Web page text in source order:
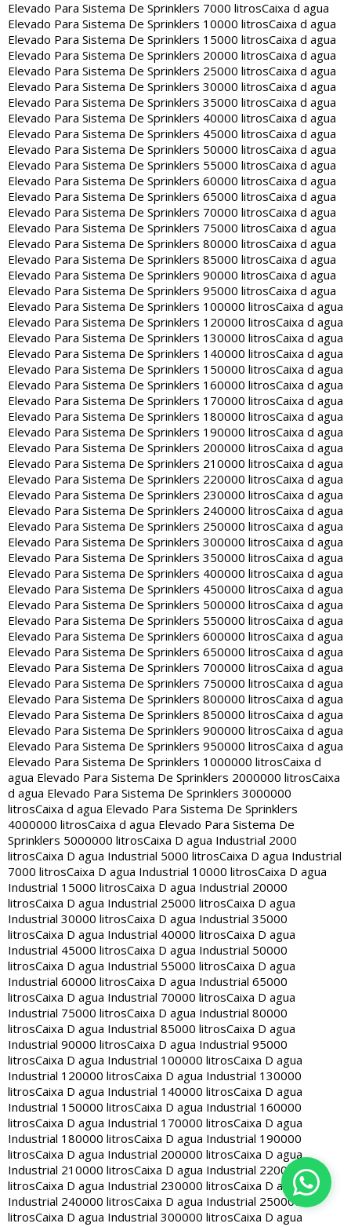
Elevado Para Sistema De Sprinklers 7000 litrosCaixa d agua
Elevado Para Sistema De Sprinklers 10000 litrosCaixa d agua
Elevado Para Sistema De Sprinklers 15000 litrosCaixa d agua
Elevado Para Sistema De Sprinklers 20000 litrosCaixa d agua
Elevado Para Sistema De Sprinklers 25000 litrosCaixa d agua
Elevado Para Sistema De Sprinklers 30000 litrosCaixa d agua
Elevado Para Sistema De Sprinklers 35000 litrosCaixa d agua
Elevado Para Sistema De Sprinklers 40000 litrosCaixa d agua
Elevado Para Sistema De Sprinklers 45000 litrosCaixa d agua
Elevado Para Sistema De Sprinklers 50000 litrosCaixa d agua
Elevado Para Sistema De Sprinklers 55000 litrosCaixa d agua
Elevado Para Sistema De Sprinklers 60000 litrosCaixa d agua
Elevado Para Sistema De Sprinklers 65000 litrosCaixa d agua
Elevado Para Sistema De Sprinklers 70000 litrosCaixa d agua
Elevado Para Sistema De Sprinklers 75000 litrosCaixa d agua
Elevado Para Sistema De Sprinklers 80000 litrosCaixa d agua
Elevado Para Sistema De Sprinklers 85000 litrosCaixa d agua
Elevado Para Sistema De Sprinklers 90000 litrosCaixa d agua
Elevado Para Sistema De Sprinklers 95000 litrosCaixa d agua
Elevado Para Sistema De Sprinklers 100000 litrosCaixa d agua
Elevado Para Sistema De Sprinklers 120000 litrosCaixa d agua
Elevado Para Sistema De Sprinklers 130000 litrosCaixa d agua
Elevado Para Sistema De Sprinklers 140000 litrosCaixa d agua
Elevado Para Sistema De Sprinklers 150000 litrosCaixa d agua
Elevado Para Sistema De Sprinklers 160000 litrosCaixa d agua
Elevado Para Sistema De Sprinklers 170000 litrosCaixa d agua
Elevado Para Sistema De Sprinklers 180000 litrosCaixa d agua
Elevado Para Sistema De Sprinklers 190000 litrosCaixa d agua
Elevado Para Sistema De Sprinklers 200000 litrosCaixa d agua
Elevado Para Sistema De Sprinklers 210000 litrosCaixa d agua
Elevado Para Sistema De Sprinklers 220000 litrosCaixa d agua
Elevado Para Sistema De Sprinklers 230000 litrosCaixa d agua
Elevado Para Sistema De Sprinklers 240000 litrosCaixa d agua
Elevado Para Sistema De Sprinklers 250000 litrosCaixa d agua
Elevado Para Sistema De Sprinklers 300000 litrosCaixa d agua
Elevado Para Sistema De Sprinklers 350000 litrosCaixa d agua
Elevado Para Sistema De Sprinklers 400000 litrosCaixa d agua
Elevado Para Sistema De Sprinklers 450000 litrosCaixa d agua
Elevado Para Sistema De Sprinklers 500000 litrosCaixa d agua
Elevado Para Sistema De Sprinklers 550000 litrosCaixa d agua
Elevado Para Sistema De Sprinklers 600000 litrosCaixa d agua
Elevado Para Sistema De Sprinklers 650000 litrosCaixa d agua
Elevado Para Sistema De Sprinklers 700000 litrosCaixa d agua
Elevado Para Sistema De Sprinklers 750000 litrosCaixa d agua
Elevado Para Sistema De Sprinklers 800000 litrosCaixa d agua
Elevado Para Sistema De Sprinklers 850000 litrosCaixa d agua
Elevado Para Sistema De Sprinklers 900000 litrosCaixa d agua
Elevado Para Sistema De Sprinklers 950000 litrosCaixa d agua
Elevado Para Sistema De Sprinklers 1000000 litrosCaixa d
agua Elevado Para Sistema De Sprinklers 2000000 litrosCaixa
d agua Elevado Para Sistema De Sprinklers 3000000
litrosCaixa d agua Elevado Para Sistema De Sprinklers
4000000 litrosCaixa d agua Elevado Para Sistema De
Sprinklers 5000000 litrosCaixa D agua Industrial 2000
litrosCaixa D agua Industrial 5000 litrosCaixa D agua Industrial
7000 litrosCaixa D agua Industrial 10000 litrosCaixa D agua
Industrial 15000 litrosCaixa D agua Industrial 20000
litrosCaixa D agua Industrial 25000 litrosCaixa D agua
Industrial 30000 litrosCaixa D agua Industrial 35000
litrosCaixa D agua Industrial 40000 litrosCaixa D agua
Industrial 45000 litrosCaixa D agua Industrial 50000
litrosCaixa D agua Industrial 55000 litrosCaixa D agua
Industrial 60000 litrosCaixa D agua Industrial 65000
litrosCaixa D agua Industrial 70000 litrosCaixa D agua
Industrial 75000 litrosCaixa D agua Industrial 80000
litrosCaixa D agua Industrial 85000 litrosCaixa D agua
Industrial 90000 litrosCaixa D agua Industrial 95000
litrosCaixa D agua Industrial 100000 litrosCaixa D agua
Industrial 120000 litrosCaixa D agua Industrial 130000
litrosCaixa D agua Industrial 140000 litrosCaixa D agua
Industrial 150000 litrosCaixa D agua Industrial 160000
litrosCaixa D agua Industrial 170000 litrosCaixa D agua
Industrial 180000 litrosCaixa D agua Industrial 190000
litrosCaixa D agua Industrial 200000 litrosCaixa D agua
Industrial 210000 litrosCaixa D agua Industrial 220000
litrosCaixa D agua Industrial 230000 litrosCaixa D agua
Industrial 240000 litrosCaixa D agua Industrial 250000
litrosCaixa D agua Industrial 300000 litrosCaixa D agua